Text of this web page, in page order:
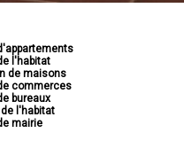
l'habitat
de maisons
commerces
bureaux
l'habitat
mairie